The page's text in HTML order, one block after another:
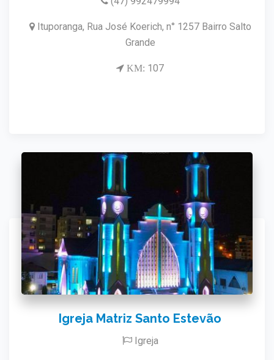
Ituporanga, Rua José Koerich, n° 1257 Bairro Salto
Grande
KM: 107
Igreja Matriz Santo Estevão
Igreja